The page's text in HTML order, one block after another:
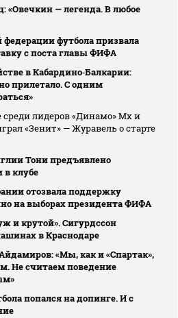
«Овечкин — легенда. В любое
футбола призвала
с поста главы ФИФА
в Кабардино‑Балкарии:
прилетало. С одним
среди лидеров «Динамо» Мх и
«Зенит» — Журавель о старте
Тони предъявлено
в клубе
отозвала поддержку
на выборах президента ФИФА
и крутой». Сигурдссон
в Краснодаре
«Мы, как и «Спартак»,
Не считаем поведение
попался на допинге. И с